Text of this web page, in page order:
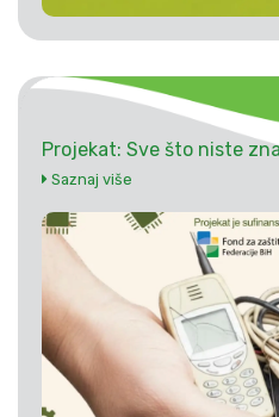
Projekat: Sve što niste
Saznaj više